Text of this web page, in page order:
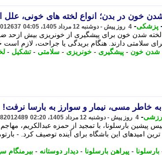
خون در بدن؛ انواع لخته های خونی، علل
پزشکی- 4 روز پیش - دوشنبه 12 مرداد 1405، 04:05
شدن خون برای پیشگیری از خونریزی بیش ازحد
سلامتی دارند. هنگام بریدگی یا جراحت، لازم است
شدن خون - پیشگیری - خونریزی - سلامتی - تشکیل -
خاطر مسی، نیمار و سوارز به بارسا نرفت!
- 4 روز پیش - دوشنبه 12 مرداد 1405، 02:20 82012489
پیشین بارسلونا، با تمجید از حمزه عبدالکریم،
امیدهای این باشگاه برای آینده توصیف کرد. -
بارسلونا - پیراهن بارسلونا - دیدار دوستانه - بیرمنگام